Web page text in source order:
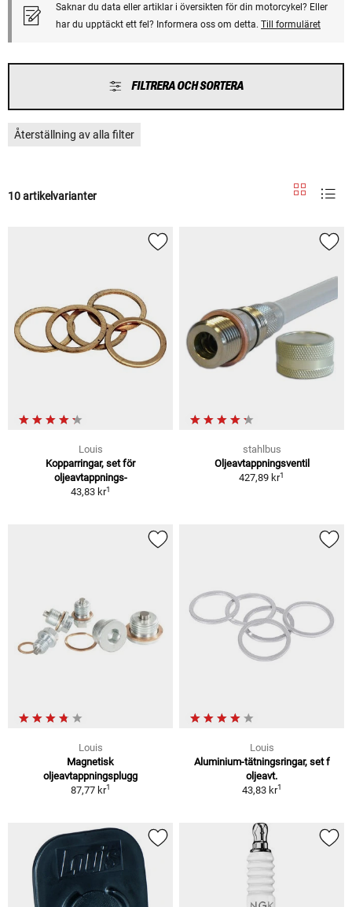
Saknar du data eller artiklar i översikten för din motorcykel? Eller
har du upptäckt ett fel? Informera oss om detta. Till formuläret
FILTRERA OCH SORTERA
Återställning av alla filter
10 artikelvarianter
Louis
Kopparringar, set för
oljeavtappnings-
43,83 kr1
stahlbus
Oljeavtappningsventil
427,89 kr1
Louis
Magnetisk
oljeavtappningsplugg
87,77 kr1
Louis
Aluminium-tätningsringar, set f
oljeavt.
43,83 kr1